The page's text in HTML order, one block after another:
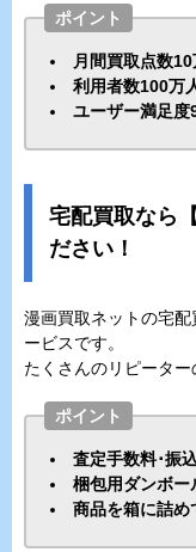
ポイント
月間買取点数
利用者数100万
ユーザー満足度
宅配買取なら
ださい！
漫画買取ネットの宅
ービスです。
たくさんのリピーター
ポイント
査定手数料･振
梱包用ダンボー
商品を箱に詰め